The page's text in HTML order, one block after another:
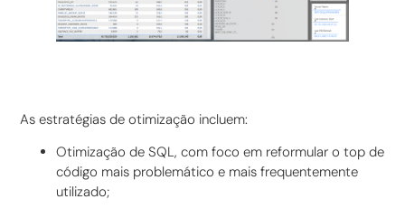
As estratégias de otimização incluem:
Otimização de SQL, com foco em reformular o top de
código mais problemático e mais frequentemente
utilizado;